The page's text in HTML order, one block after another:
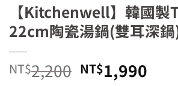
【Kitchenwell】韓國製
22cm陶瓷湯鍋(雙耳深
NT$2,200 原
NT$1,990目